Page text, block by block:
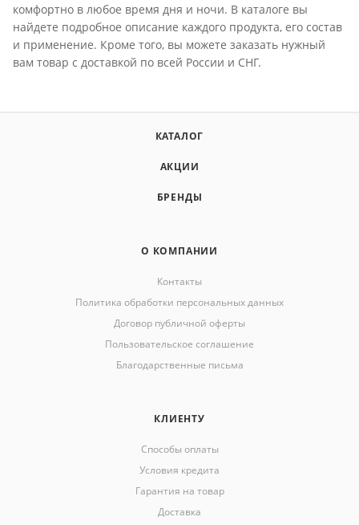
комфортно в любое время дня и ночи. В каталоге вы
найдете подробное описание каждого продукта, его состав
и применение. Кроме того, вы можете заказать нужный
вам товар с доставкой по всей России и СНГ.
КАТАЛОГ
АКЦИИ
БРЕНДЫ
О КОМПАНИИ
Контакты
Политика обработки персональных данных
Договор публичной оферты
Пользовательское соглашение
Благодарственные письма
КЛИЕНТУ
Способы оплаты
Условия кредита
Гарантия на товар
Доставка